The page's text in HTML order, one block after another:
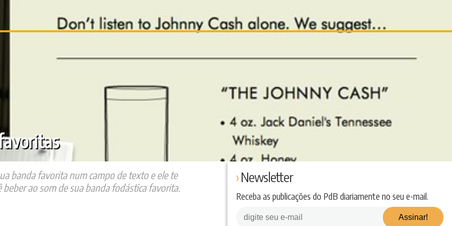
banda favorita num campo de texto e ele te
ao som de sua banda fodástica favorita.
Newsletter
Receba as publicações do PdB diariamente no seu e-mail.